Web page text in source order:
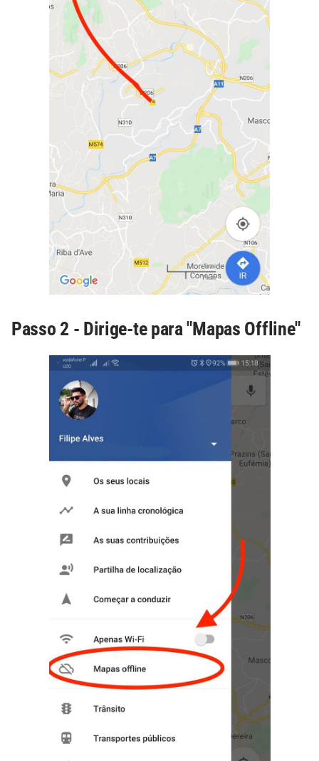
Passo 2 - Dirige-te para "Mapas Offline"